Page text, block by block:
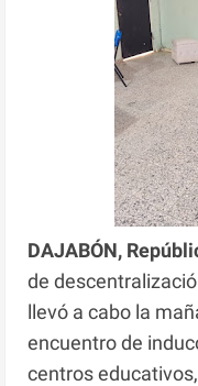
DAJABÓN,
de
llevó a cabo la
encuentro de
centros